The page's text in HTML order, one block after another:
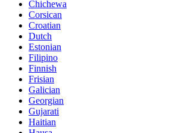
Chichewa
Corsican
Croatian
Dutch
Estonian
Filipino
Finnish
Frisian
Galician
Georgian
Gujarati
Haitian